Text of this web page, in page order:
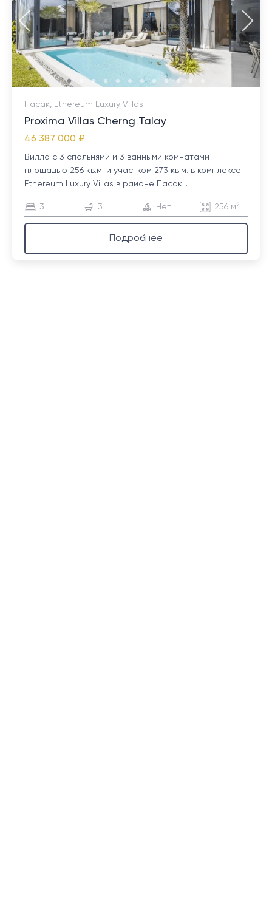
Пасак, Ethereum Luxury Villas
Proxima Villas Cherng Talay
46 387 000 ₽
Вилла с 3 спальнями и 3 ванными комнатами
площадью 256 кв.м. и участком 273 кв.м. в комплексе
Ethereum Luxury Villas в районе Пасак...
3 3 Нет 256 м²
Подробнее